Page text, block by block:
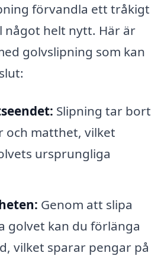
förvandla ett tråkigt
något helt nytt. Här är
golvslipning som kan
Slipning tar bort
och matthet, vilket
ursprungliga
Genom att slipa
golvet kan du förlänga
vilket sparar pengar på